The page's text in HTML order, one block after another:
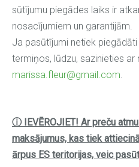
sūtījumu piegādes laiks ir
nosacījumiem un garantijām.
Ja pasūtījumi netiek
termiņos, lūdzu, sazinieties ar
marissa.fleur@gmail.com.
ⓘ IEVĒROJIET! Ar preču
maksājumus, kas tiek
ārpus ES teritorijas, veic